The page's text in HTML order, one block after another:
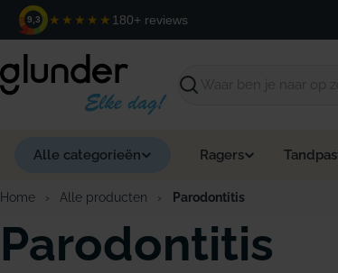
naar
inhoud
9,3 ★★★★★ 180+ reviews
Zoeken
Alle categorieën Ragers
Home › Alle producten › Parodontitis
Parodontitis